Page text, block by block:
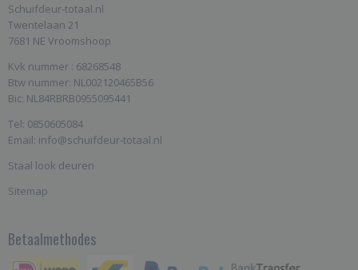
Schuifdeur-totaal.nl
Twentelaan 21
7681 NE Vroomshoop
Kvk nummer : 68268548
Btw nummer: NL002120465B56
Bic: NL84RBRB0955095441
Tel: 0850605084
Email: info@schuifdeur-totaal.nl
Staal look deuren
Sitemap
Betaalmethodes